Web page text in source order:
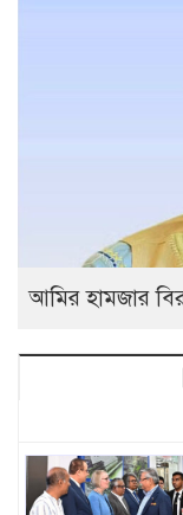
আমির হামজার